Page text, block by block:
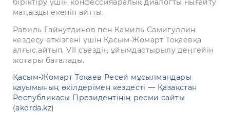
біріктіру үшін конфессияаралық диалогты нығайту
маңызды екенін айтты.
Равиль Гайнутдинов пен Камиль Самигуллин
кездесу өткізгені үшін Қасым-Жомарт Тоқаевқа
алғыс айтып, VII съездің ұйымдастырылу деңгейін
жоғары бағалады.
Қасым-Жомарт Тоқаев Ресей мұсылмандары
қауымының өкілдерімен кездесті — Қазақстан
Республикасы Президентінің ресми сайты
(akorda.kz)